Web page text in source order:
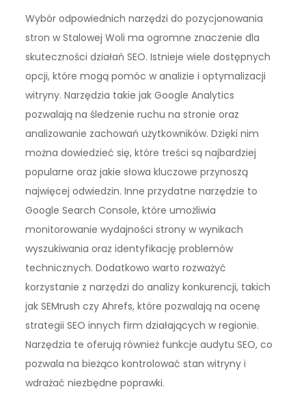
Wybór odpowiednich narzędzi do pozycjonowania
stron w Stalowej Woli ma ogromne znaczenie dla
skuteczności działań SEO. Istnieje wiele dostępnych
opcji, które mogą pomóc w analizie i optymalizacji
witryny. Narzędzia takie jak Google Analytics
pozwalają na śledzenie ruchu na stronie oraz
analizowanie zachowań użytkowników. Dzięki nim
można dowiedzieć się, które treści są najbardziej
popularne oraz jakie słowa kluczowe przynoszą
najwięcej odwiedzin. Inne przydatne narzędzie to
Google Search Console, które umożliwia
monitorowanie wydajności strony w wynikach
wyszukiwania oraz identyfikację problemów
technicznych. Dodatkowo warto rozważyć
korzystanie z narzędzi do analizy konkurencji, takich
jak SEMrush czy Ahrefs, które pozwalają na ocenę
strategii SEO innych firm działających w regionie.
Narzędzia te oferują również funkcje audytu SEO, co
pozwala na bieżąco kontrolować stan witryny i
wdrażać niezbędne poprawki.